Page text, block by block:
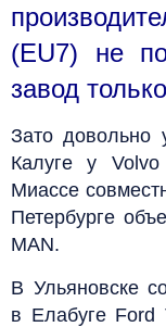
(EU7) не
завод
Зато довольно
Калуге у
Миассе
Петербурге
MAN.
В Ульяновске
в Елабуге Ford